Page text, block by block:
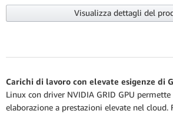
Visualizza dettagli del
Carichi di lavoro con elevate esigenze di
Linux con driver NVIDIA GRID GPU
elaborazione a prestazioni elevate nel cloud.